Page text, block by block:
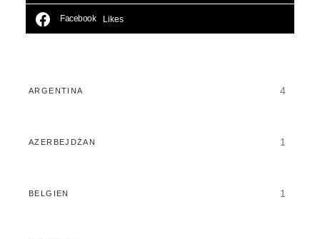
Facebook Likes
ARGENTINA 4
AZERBEJDŻAN 1
BELGIEN 1